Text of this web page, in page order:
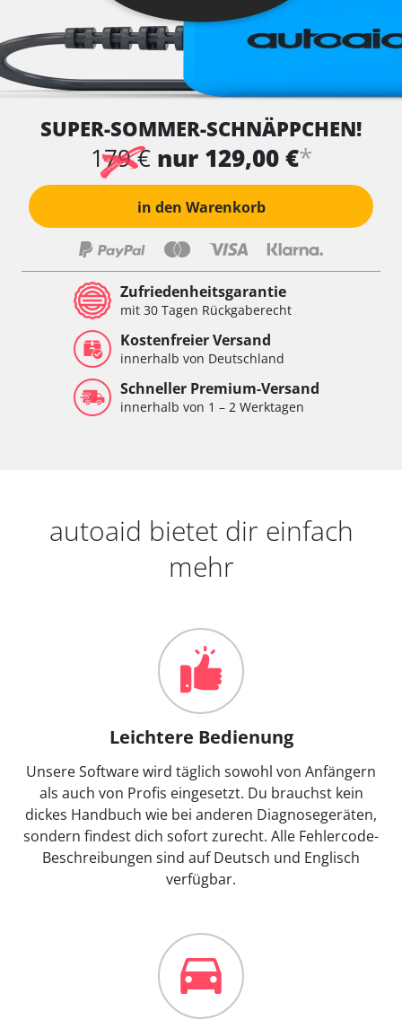
SUPER-SOMMER-SCHNÄPPCHEN!
179 € nur 129,00 €*
in den Warenkorb
Zufriedenheitsgarantie
mit 30 Tagen Rückgaberecht
Kostenfreier Versand
innerhalb von Deutschland
Schneller Premium-Versand
innerhalb von 1 – 2 Werktagen
autoaid bietet dir einfach
mehr
Leichtere Bedienung
Unsere Software wird täglich sowohl von Anfängern
als auch von Profis eingesetzt. Du brauchst kein
dickes Handbuch wie bei anderen Diagnosegeräten,
sondern findest dich sofort zurecht. Alle Fehlercode-
Beschreibungen sind auf Deutsch und Englisch
verfügbar.